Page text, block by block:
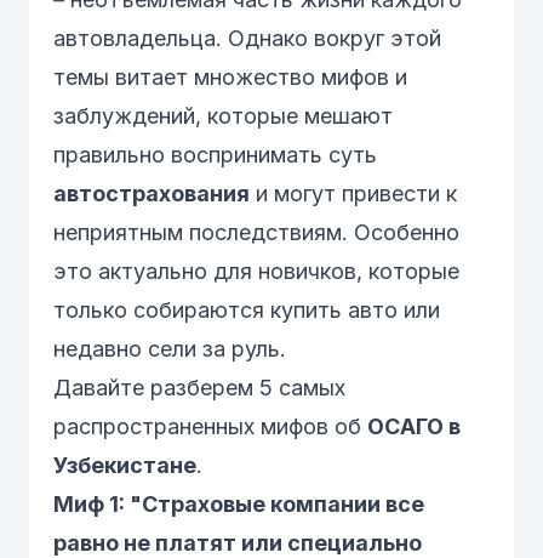
автовладельца. Однако вокруг этой
темы витает множество мифов и
заблуждений, которые мешают
правильно воспринимать суть
автострахования и могут привести к
неприятным последствиям. Особенно
это актуально для новичков, которые
только собираются купить авто или
недавно сели за руль.
Давайте разберем 5 самых
распространенных мифов об ОСАГО в
Узбекистане.
Миф 1: "Страховые компании все
равно не платят или специально